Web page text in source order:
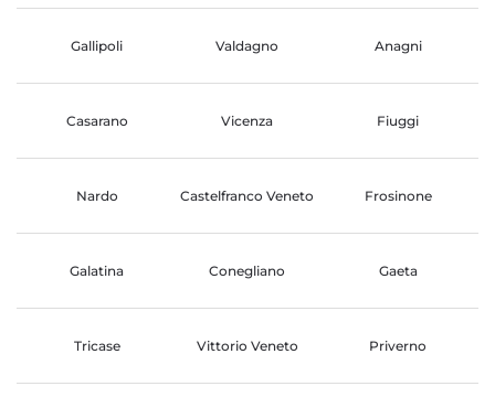
Gallipoli Valdagno Anagni
Casarano Vicenza Fiuggi
Nardo Castelfranco Veneto Frosinone
Galatina Conegliano Gaeta
Tricase Vittorio Veneto Priverno